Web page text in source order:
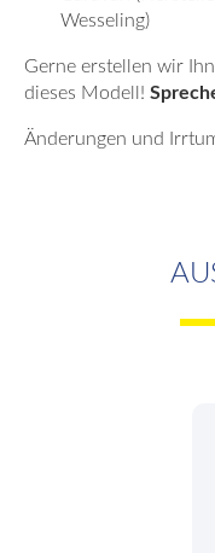
Wesseling)
Gerne erstellen wir
dieses Modell!
Änderungen und